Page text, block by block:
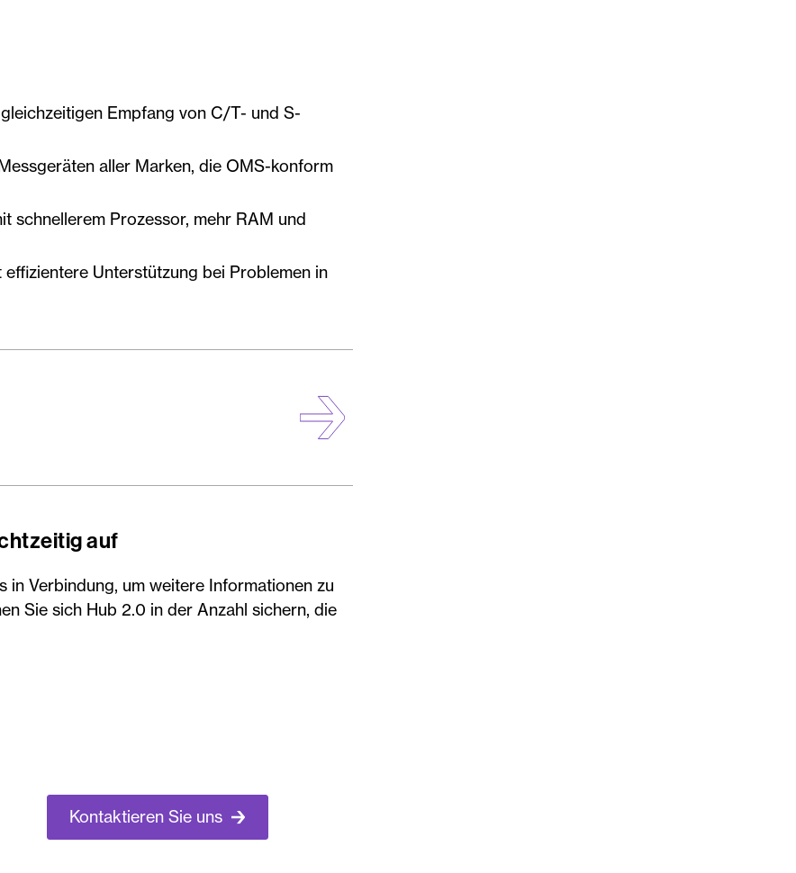
Empfang von C/T- und S-
aller Marken, die OMS-konform
schnellerem Prozessor, mehr RAM und
Unterstützung bei Problemen in
auf
in Verbindung, um weitere Informationen zu
Sie sich Hub 2.0 in der Anzahl sichern, die
Kontaktieren Sie uns